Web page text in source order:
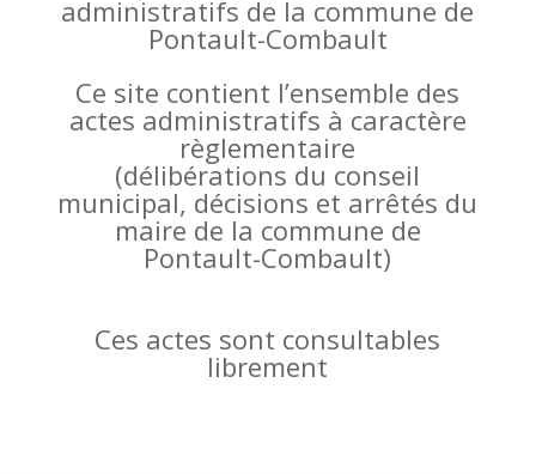
administratifs de la commune de
Pontault-Combault
Ce site contient l’ensemble des
actes administratifs à caractère
règlementaire
(délibérations du conseil
municipal, décisions et arrêtés du
maire de la commune de
Pontault-Combault)
Ces actes sont consultables
librement